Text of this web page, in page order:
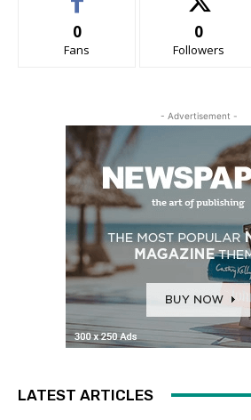
0
Fans
0
Followers
- Advertisement -
LATEST ARTICLES